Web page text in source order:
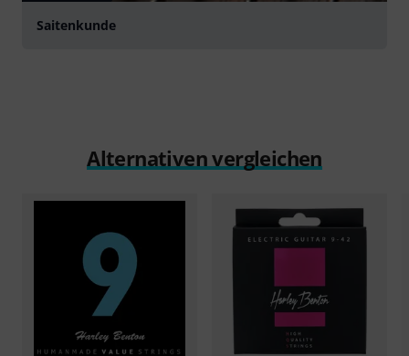
Saitenkunde
Alternativen vergleichen